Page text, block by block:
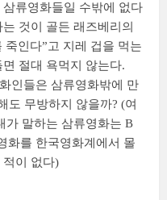
류영화들일 수밖에 없다
것이 골든 래즈베리의
죽인다”고 지레 겁을 먹는
절대 욕먹지 않는다.
인들은 삼류영화밖에 만
도 무방하지 않을까? (여
가 말하는 삼류영화는 B
화를 한국영화계에서 몰
적이 없다)